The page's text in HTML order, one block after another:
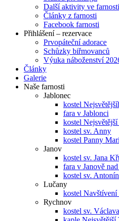
Další aktivity ve farnosti
Články z farnosti
Facebook farnosti
Přihlášení – rezervace
Prvopáteční adorace
Schůzky biřmovanců
Výuka náboženství
Články
Galerie
Naše farnosti
Jablonec
kostel
fara v Jablonci
kostel
kostel sv. Anny
kostel Panny
Janov
kostel sv. Jana
fara v Janově
kostel sv.
Lučany
kostel
Rychnov
kostel sv. Václava